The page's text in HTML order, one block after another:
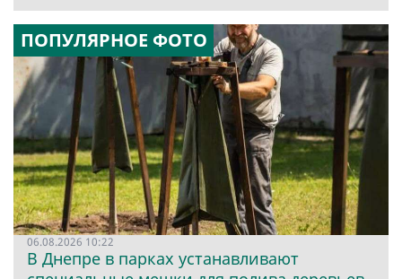
ПОПУЛЯРНОЕ ФОТО
06.08.2026 10:22
В Днепре в парках устанавливают